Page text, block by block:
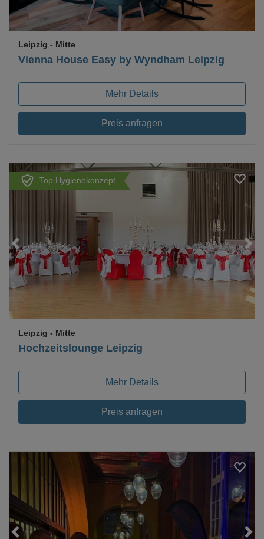
Vienna House Easy by Wyndham Leipzig
Leipzig - Mitte
Mehr Details
Preis anfragen
Top Hygienekonzept
Loading...
Hochzeitslounge Leipzig
Leipzig - Mitte
Mehr Details
Preis anfragen
Loading...